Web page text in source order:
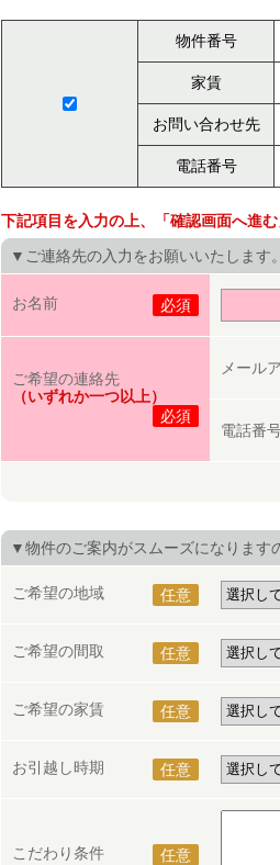
物件番号
家賃
お問い合わせ先
電話番号
下記項目を入力の上、「確認画面へ進
▼ご連絡先の入力をお願いいたします。
お名前 必須
ご希望の連絡先
（いずれか一つ以上）
必須
メール
電話番号
▼物件のご案内がスムーズになります
ご希望の地域 任意
ご希望の間取 任意
ご希望の家賃 任意
お引越し時期 任意
こだわり条件 任意